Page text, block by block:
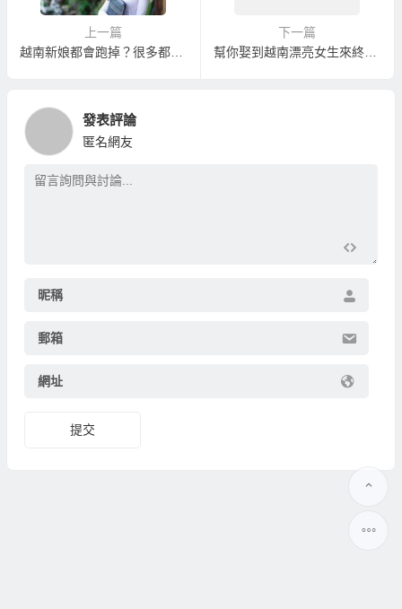
上一篇
越南新娘都會跑掉？很多都是被騙來的，不跑才奇怪！
下一篇
幫你娶到越南漂亮女生來終結單身！
發表評論
匿名網友
昵稱
郵箱
網址
提交